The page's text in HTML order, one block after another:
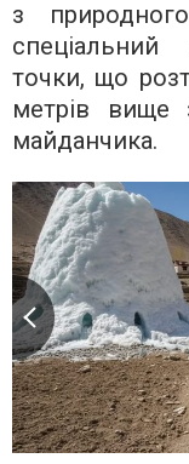
з
спеціальний
точки, що
метрів вище
майданчика.